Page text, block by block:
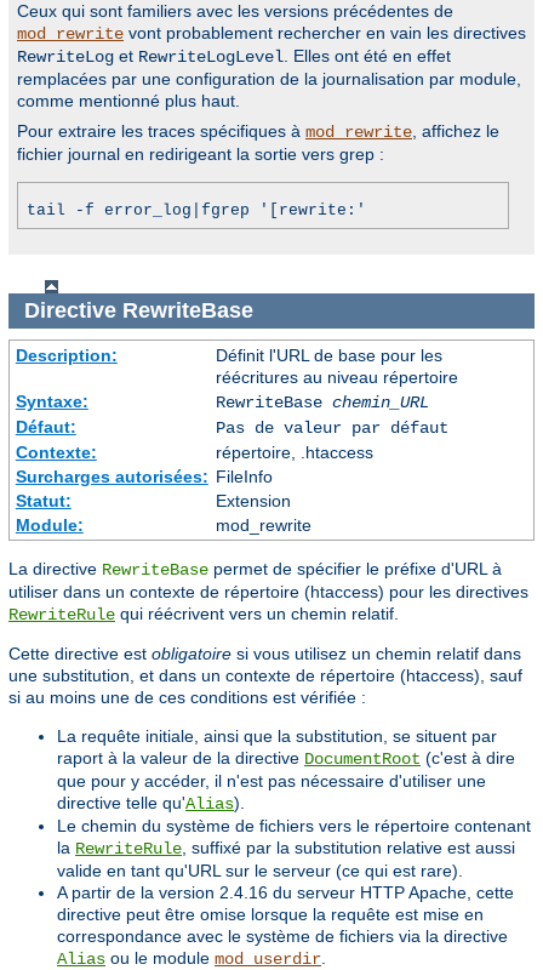
Ceux qui sont familiers avec les versions précédentes de
mod_rewrite vont probablement rechercher en vain les directives
RewriteLog et RewriteLogLevel. Elles ont été en effet
remplacées par une configuration de la journalisation par module,
comme mentionné plus haut.
Pour extraire les traces spécifiques à mod_rewrite, affichez le
fichier journal en redirigeant la sortie vers grep :
tail -f error_log|fgrep '[rewrite:'
Directive RewriteBase
Description:
Définit l'URL de base pour les
réécritures au niveau répertoire
Syntaxe:
RewriteBase chemin_URL
Défaut:
Pas de valeur par défaut
Contexte:
répertoire, .htaccess
Surcharges autorisées: FileInfo
Statut:
Extension
Module:
mod_rewrite
La directive RewriteBase permet de spécifier le préfixe d'URL à
utiliser dans un contexte de répertoire (htaccess) pour les directives
RewriteRule qui réécrivent vers un chemin relatif.
Cette directive est obligatoire si vous utilisez un chemin relatif dans
une substitution, et dans un contexte de répertoire (htaccess), sauf
si au moins une de ces conditions est vérifiée :
La requête initiale, ainsi que la substitution, se situent par
raport à la valeur de la directive DocumentRoot (c'est à dire
que pour y accéder, il n'est pas nécessaire d'utiliser une
directive telle qu'Alias).
Le chemin du système de fichiers vers le répertoire contenant
la RewriteRule , suffixé par la substitution relative est aussi
valide en tant qu'URL sur le serveur (ce qui est rare).
A partir de la version 2.4.16 du serveur HTTP Apache, cette
directive peut être omise lorsque la requête est mise en
correspondance avec le système de fichiers via la directive
Alias ou le module mod_userdir